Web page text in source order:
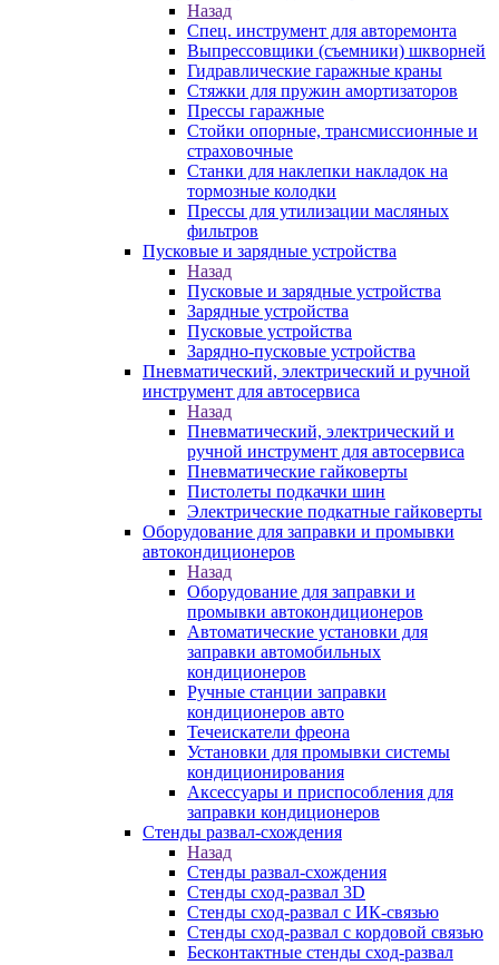
Назад
Спец. инструмент для авторемонта
Выпрессовщики (съемники) шкворней
Гидравлические гаражные краны
Стяжки для пружин амортизаторов
Прессы гаражные
Стойки опорные, трансмиссионные и
страховочные
Станки для наклепки накладок на
тормозные колодки
Прессы для утилизации масляных
фильтров
Пусковые и зарядные устройства
Назад
Пусковые и зарядные устройства
Зарядные устройства
Пусковые устройства
Зарядно-пусковые устройства
Пневматический, электрический и ручной
инструмент для автосервиса
Назад
Пневматический, электрический и
ручной инструмент для автосервиса
Пневматические гайковерты
Пистолеты подкачки шин
Электрические подкатные гайковерты
Оборудование для заправки и промывки
автокондиционеров
Назад
Оборудование для заправки и
промывки автокондиционеров
Автоматические установки для
заправки автомобильных
кондиционеров
Ручные станции заправки
кондиционеров авто
Течеискатели фреона
Установки для промывки системы
кондиционирования
Аксессуары и приспособления для
заправки кондиционеров
Стенды развал-схождения
Назад
Стенды развал-схождения
Стенды сход-развал 3D
Стенды сход-развал с ИК-связью
Стенды сход-развал с кордовой связью
Бесконтактные стенды сход-развал